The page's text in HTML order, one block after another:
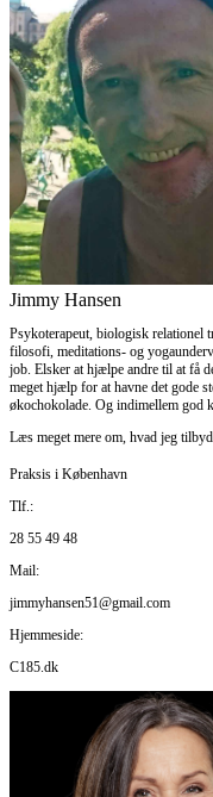
Jimmy Hansen
Psykoterapeut, biologisk relationel
filosofi, meditations- og
job. Elsker at hjælpe andre til at få
meget hjælp for at havne det gode
økochokolade. Og indimellem god
Læs meget mere om, hvad jeg
Praksis i København
Tlf.:
28 55 49 48
Mail:
jimmyhansen51@gmail.com
Hjemmeside:
C185.dk